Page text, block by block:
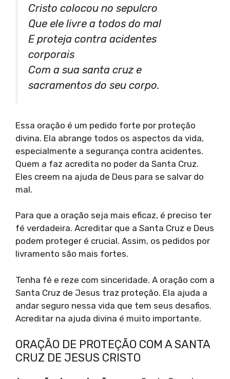
Cristo colocou no sepulcro
Que ele livre a todos do mal
E proteja contra acidentes
corporais
Com a sua santa cruz e
sacramentos do seu corpo.
Essa oração é um pedido forte por proteção
divina. Ela abrange todos os aspectos da vida,
especialmente a segurança contra acidentes.
Quem a faz acredita no poder da Santa Cruz.
Eles creem na ajuda de Deus para se salvar do
mal.
Para que a oração seja mais eficaz, é preciso ter
fé verdadeira. Acreditar que a Santa Cruz e Deus
podem proteger é crucial. Assim, os pedidos por
livramento são mais fortes.
Tenha fé e reze com sinceridade. A oração com a
Santa Cruz de Jesus traz proteção. Ela ajuda a
andar seguro nessa vida que tem seus desafios.
Acreditar na ajuda divina é muito importante.
ORAÇÃO DE PROTEÇÃO COM A SANTA
CRUZ DE JESUS CRISTO